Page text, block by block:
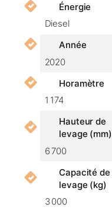
Énergie
Diesel
Année
2020
Horamètre
1 174
Hauteur de
levage (mm)
6 700
Capacité de
levage (kg)
3 000